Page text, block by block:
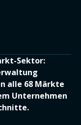
Sektor:
alle 68 Märkte
Unternehmen